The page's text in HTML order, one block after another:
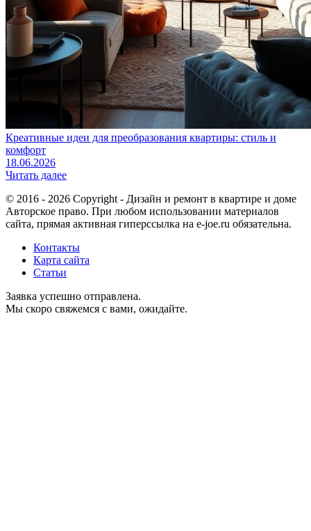
Креативные идеи для преобразования квартиры: стиль и
комфорт
18.06.2026
Читать далее
© 2016 - 2026 Copyright - Дизайн и ремонт в квартире и доме
Авторское право. При любом использовании материалов
сайта, прямая активная гиперссылка на e-joe.ru обязательна.
Контакты
Карта сайта
Статьи
Заявка успешно отправлена.
Мы скоро свяжемся с вами, ожидайте.